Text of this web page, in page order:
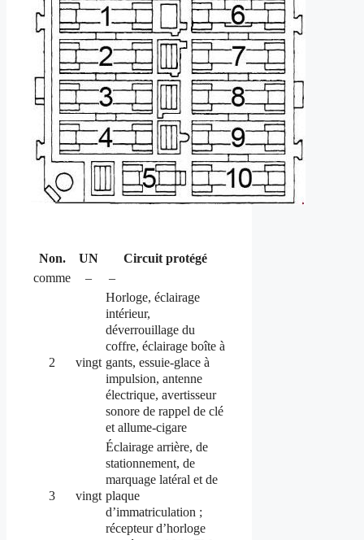
Non. UN
Circuit protégé
comme
– –
2 vingt
Horloge, éclairage
intérieur,
déverrouillage du
coffre, éclairage boîte à
gants, essuie-glace à
impulsion, antenne
électrique, avertisseur
sonore de rappel de clé
et allume-cigare
3 vingt
Éclairage arrière, de
stationnement, de
marquage latéral et de
plaque
d’immatriculation ;
récepteur d’horloge